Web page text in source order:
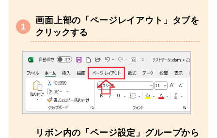
画面上部の「ページレイアウト」タブを
クリックする
リボン内の「ページ設定」グループから